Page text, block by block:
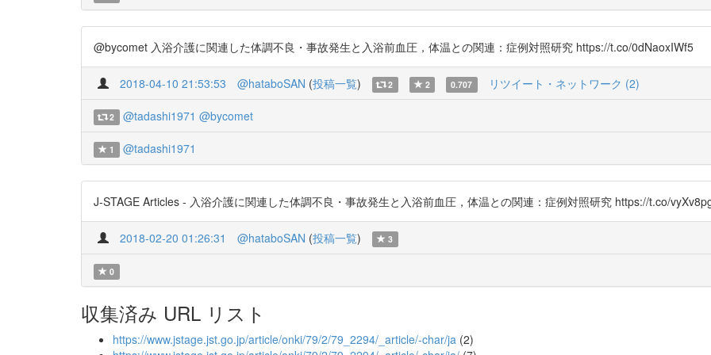
@bycomet 入浴介護に関連した体調不良・事故発生と入浴前血圧，体温との関連：症例対照研究 https://t.co/0dNaoxIWf5
2018-04-10 21:53:53 @hataboSAN (投稿一覧) 2 2 0.707 リツイート・ネットワーク (2)
2 @tadashi1971 @bycomet
1 @tadashi1971
J-STAGE Articles - 入浴介護に関連した体調不良・事故発生と入浴前血圧，体温との関連：症例対照研究 https://t.co/
2018-02-20 01:26:31 @hataboSAN (投稿一覧) 3
0
収集済み URL リスト
https://www.jstage.jst.go.jp/article/onki/79/2/79_2294/_article/-char/ja (2)